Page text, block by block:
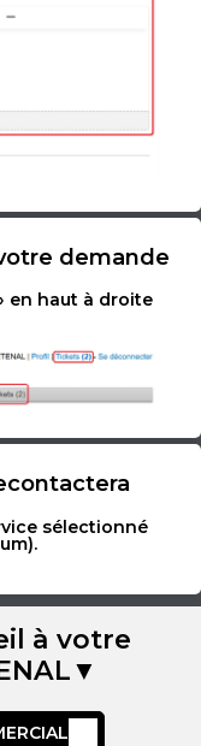
demande
en haut à droite
sélectionné
à votre